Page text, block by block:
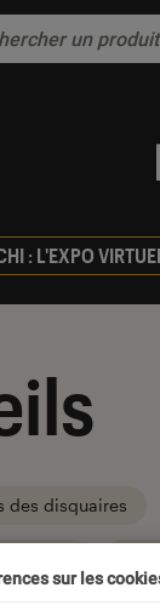
: L'EXPO
des disquaires
sur les